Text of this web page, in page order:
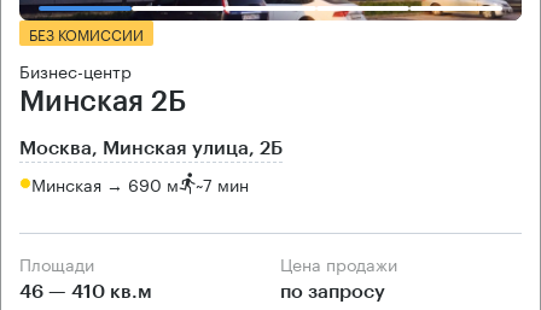
БЕЗ КОМИССИИ
Бизнес-центр
Минская 2Б
Москва, Минская улица, 2Б
Минская → 690 м ~7 мин
Площади
46 — 410 кв.м
Цена продажи
по запросу